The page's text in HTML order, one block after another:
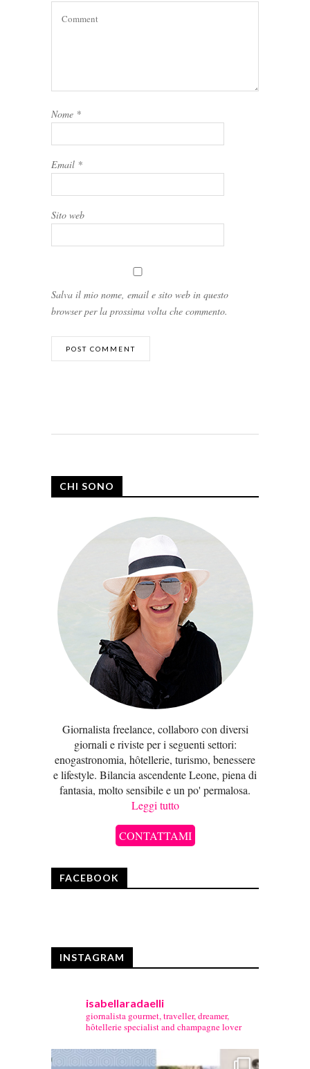
Nome *
Email *
Sito web
Salva il mio nome, email e sito web in questo
browser per la prossima volta che commento.
CHI SONO
Giornalista freelance, collaboro con diversi
giornali e riviste per i seguenti settori:
enogastronomia, hôtellerie, turismo, benessere
e lifestyle. Bilancia ascendente Leone, piena di
fantasia, molto sensibile e un po' permalosa.
Leggi tutto
CONTATTAMI
FACEBOOK
INSTAGRAM
isabellaradaelli
giornalista gourmet, traveller, dreamer,
hôtellerie specialist and champagne lover